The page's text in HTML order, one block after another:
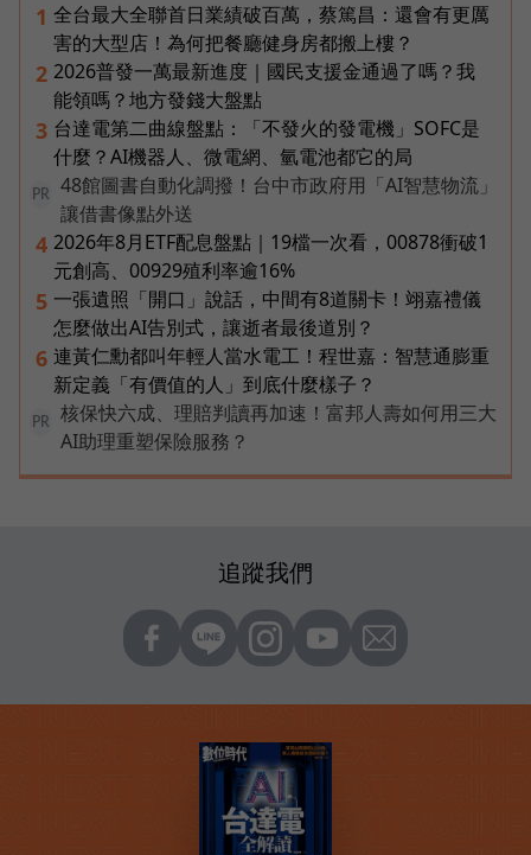
1 全台最大全聯首日業績破百萬，蔡篤昌：還會有更厲
害的大型店！為何把餐廳健身房都搬上樓？
2 2026普發一萬最新進度｜國民支援金通過了嗎？我
能領嗎？地方發錢大盤點
3 台達電第二曲線盤點：「不發火的發電機」SOFC是
什麼？AI機器人、微電網、氫電池都它的局
PR
48館圖書自動化調撥！台中市政府用「AI智慧物流」
讓借書像點外送
4 2026年8月ETF配息盤點｜19檔一次看，00878衝破1
元創高、00929殖利率逾16%
5 一張遺照「開口」說話，中間有8道關卡！翊嘉禮儀
怎麼做出AI告別式，讓逝者最後道別？
6 連黃仁勳都叫年輕人當水電工！程世嘉：智慧通膨重
新定義「有價值的人」到底什麼樣子？
PR
核保快六成、理賠判讀再加速！富邦人壽如何用三大
AI助理重塑保險服務？
追蹤我們